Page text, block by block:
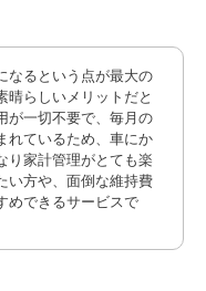
なるという点が最大の
晴らしいメリットだと
が一切不要で、毎月の
れているため、車にか
り家計管理がとても楽
い方や、面倒な維持費
めできるサービスで